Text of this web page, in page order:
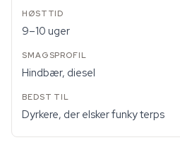
9–10 uger
Hindbær, diesel
Dyrkere, der elsker funky terps